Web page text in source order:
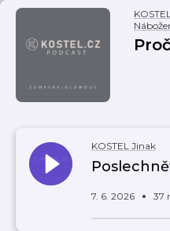
KOSTEL Jinak
7. 6. 2026 37